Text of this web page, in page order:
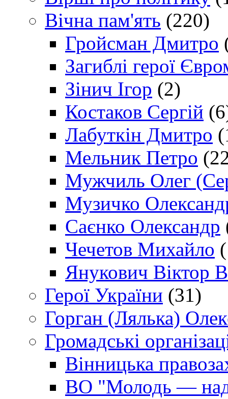
Вічна пам'ять (220)
Гройсман Дмитро
Загиблі герої
Зінич Ігор (2)
Костаков Сергій
Лабуткін Дмитро
Мельник Петро
Мужчиль Олег
Музичко
Саєнко Олександр
Чечетов Михайло
Янукович Віктор
Герої України (31)
Горган (Лялька)
Громадські
Вінницька
ВО "Молодь —